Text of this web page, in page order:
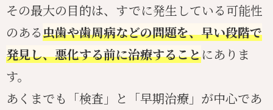
その最大の目的は、すでに発生している可能性
のある虫歯や歯周病などの問題を、早い段階で
発見し、悪化する前に治療することにありま
す。
あくまでも「検査」と「早期治療」が中心であ